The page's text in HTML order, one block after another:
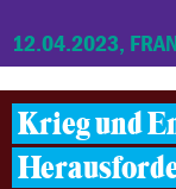
12.04.2023,
Krieg und